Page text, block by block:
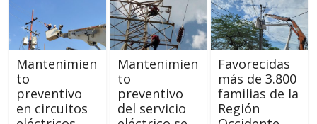
Mantenimien
to
preventivo
en circuitos
Mantenimien
to
preventivo
del servicio
Favorecidas
más de 3.800
familias de la
Región